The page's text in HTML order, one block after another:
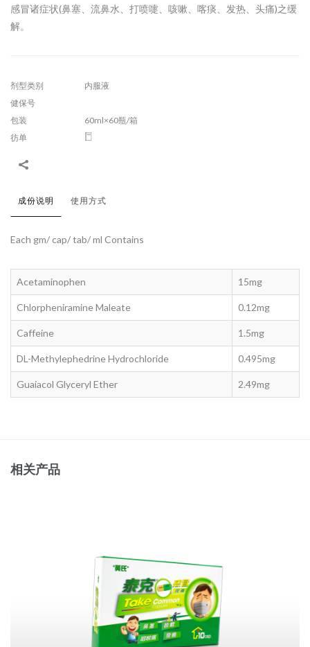
感冒诸症状(鼻塞、流鼻水、打喷嚏、咳嗽、喀痰、发热、头痛)之缓
解。
剂型类别
内服液
健保号
包装
60ml×60瓶/箱
彷单
成份说明 使用方式
Each gm/ cap/ tab/ ml Contains
Acetaminophen 15mg
Chlorpheniramine Maleate 0.12mg
Caffeine 1.5mg
DL-Methylephedrine Hydrochloride 0.495mg
Guaiacol Glyceryl Ether 2.49mg
相关产品